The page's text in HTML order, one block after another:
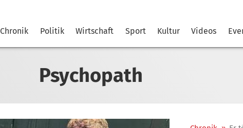
Chronik Politik Wirtschaft Sport Kultur Videos
Psychopath